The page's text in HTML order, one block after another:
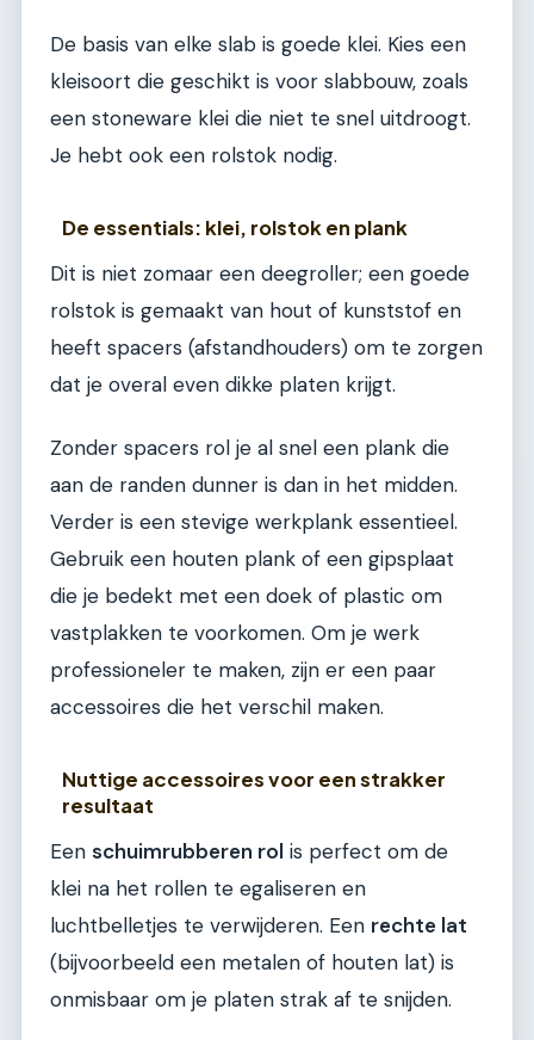
De basis van elke slab is goede klei. Kies een
kleisoort die geschikt is voor slabbouw, zoals
een stoneware klei die niet te snel uitdroogt.
Je hebt ook een rolstok nodig.
De essentials: klei, rolstok en plank
Dit is niet zomaar een deegroller; een goede
rolstok is gemaakt van hout of kunststof en
heeft spacers (afstandhouders) om te zorgen
dat je overal even dikke platen krijgt.
Zonder spacers rol je al snel een plank die
aan de randen dunner is dan in het midden.
Verder is een stevige werkplank essentieel.
Gebruik een houten plank of een gipsplaat
die je bedekt met een doek of plastic om
vastplakken te voorkomen. Om je werk
professioneler te maken, zijn er een paar
accessoires die het verschil maken.
Nuttige accessoires voor een strakker
resultaat
Een schuimrubberen rol is perfect om de
klei na het rollen te egaliseren en
luchtbelletjes te verwijderen. Een rechte lat
(bijvoorbeeld een metalen of houten lat) is
onmisbaar om je platen strak af te snijden.